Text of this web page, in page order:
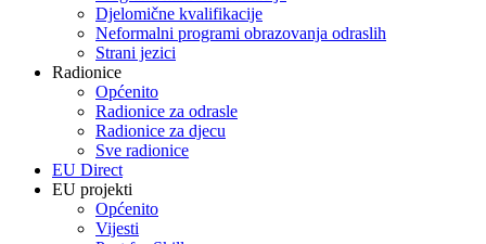
Djelomične kvalifikacije
Neformalni programi obrazovanja odraslih
Strani jezici
Radionice
Općenito
Radionice za odrasle
Radionice za djecu
Sve radionice
EU Direct
EU projekti
Općenito
Vijesti